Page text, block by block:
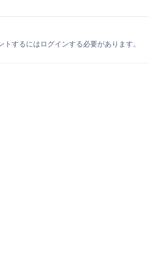
トするにはログインする必要があります。